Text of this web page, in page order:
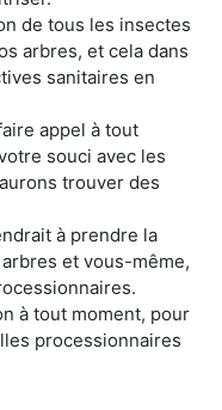
de tous les insectes
arbres, et cela dans
sanitaires en
appel à tout
souci avec les
trouver des
à prendre la
et vous-même,
à tout moment, pour
processionnaires